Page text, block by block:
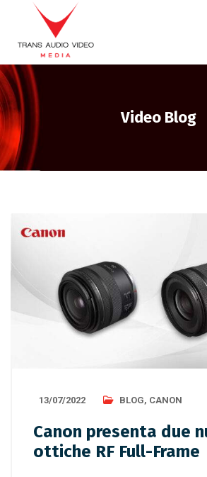
Video Blog
13/07/2022 BLOG, CANON
Canon presenta due
ottiche RF Full-Frame